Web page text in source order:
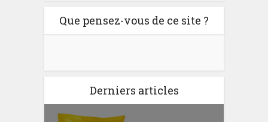
Que pensez-vous de ce site ?
Derniers articles